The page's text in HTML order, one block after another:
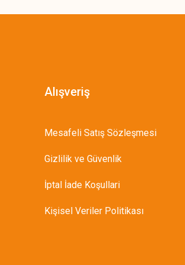
Alışveriş
Mesafeli Satış Sözleşmesi
Gizlilik ve Güvenlik
İptal İade Koşullari
Kişisel Veriler Politikası